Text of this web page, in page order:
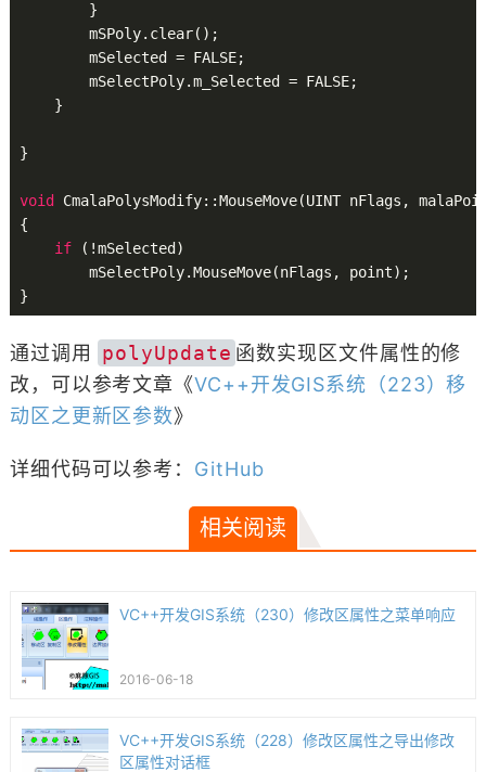
        }
        mSPoly.clear();
        mSelected = FALSE;
        mSelectPoly.m_Selected = FALSE;
    }
}
void
CmalaPolysModify::MouseMove(UINT nFlags,
{
if (!mSelected)
        mSelectPoly.MouseMove(nFlags, point);
通过调用 polyUpdate 函数实现区文件属性的修
改，可以参考文章《VC++开发GIS系统（223）移
动区之更新区参数》
详细代码可以参考： GitHub
相关阅读
VC++开发GIS系统（230）修改区属性之菜单响应
2016-06-18
VC++开发GIS系统（228）修改区属性之导出修改
区属性对话框